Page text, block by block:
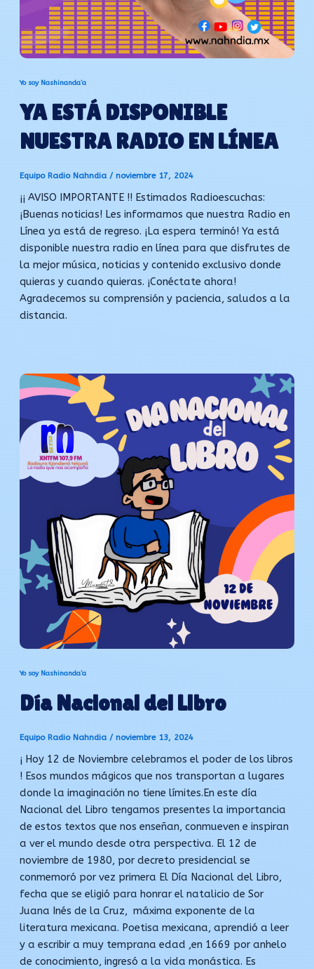
Yo soy Nashinanda’a
YA ESTÁ DISPONIBLE
NUESTRA RADIO EN LÍNEA
Equipo Radio Nahndia / noviembre 17, 2024
¡¡ AVISO IMPORTANTE !! Estimados Radioescuchas:
¡Buenas noticias! Les informamos que nuestra Radio en
Línea ya está de regreso. ¡La espera terminó! Ya está
disponible nuestra radio en línea para que disfrutes de
la mejor música, noticias y contenido exclusivo donde
quieras y cuando quieras. ¡Conéctate ahora!
Agradecemos su comprensión y paciencia, saludos a la
distancia.
Yo soy Nashinanda’a
Día Nacional del Libro
Equipo Radio Nahndia / noviembre 13, 2024
¡ Hoy 12 de Noviembre celebramos el poder de los libros
! Esos mundos mágicos que nos transportan a lugares
donde la imaginación no tiene límites.En este día
Nacional del Libro tengamos presentes la importancia
de estos textos que nos enseñan, conmueven e inspiran
a ver el mundo desde otra perspectiva. El 12 de
noviembre de 1980, por decreto presidencial se
conmemoró por vez primera El Día Nacional del Libro,
fecha que se eligió para honrar el natalicio de Sor
Juana Inés de la Cruz, máxima exponente de la
literatura mexicana. Poetisa mexicana, aprendió a leer
y a escribir a muy temprana edad ,en 1669 por anhelo
de conocimiento, ingresó a la vida monástica. Es